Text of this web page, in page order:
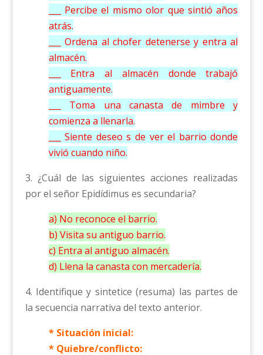
___ Percibe el mismo olor que sintió años
atrás.
___ Ordena al chofer detenerse y entra al
almacén.
___ Entra al almacén donde trabajó
antiguamente.
___ Toma una canasta de mimbre y
comienza a llenarla.
___ Siente deseo s de ver el barrio donde
vivió cuando niño.
3. ¿Cuál de las siguientes acciones realizadas
por el señor Epidídimus es secundaria?
a) No reconoce el barrio.
b) Visita su antiguo barrio.
c) Entra al antiguo almacén.
d) Llena la canasta con mercadería.
4. Identifique y sintetice (resuma) las partes de
la secuencia narrativa del texto anterior.
* Situación inicial:
* Quiebre/conflicto: